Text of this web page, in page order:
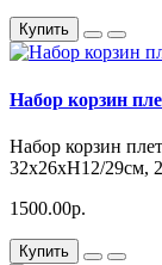
Купить
Набор корзин
Набор корзин
32x26xH12/29см,
1500.00р.
Купить